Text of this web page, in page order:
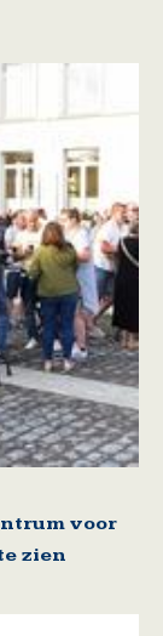
voor
zien